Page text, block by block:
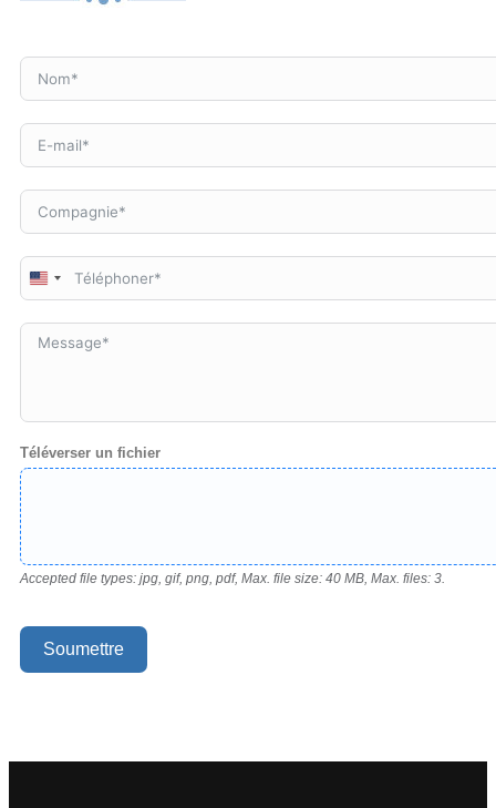
United
States
Téléverser un fichier
Accepted file types: jpg, gif, png, pdf, Max. file size: 40 MB, Max. files: 3.
Soumettre